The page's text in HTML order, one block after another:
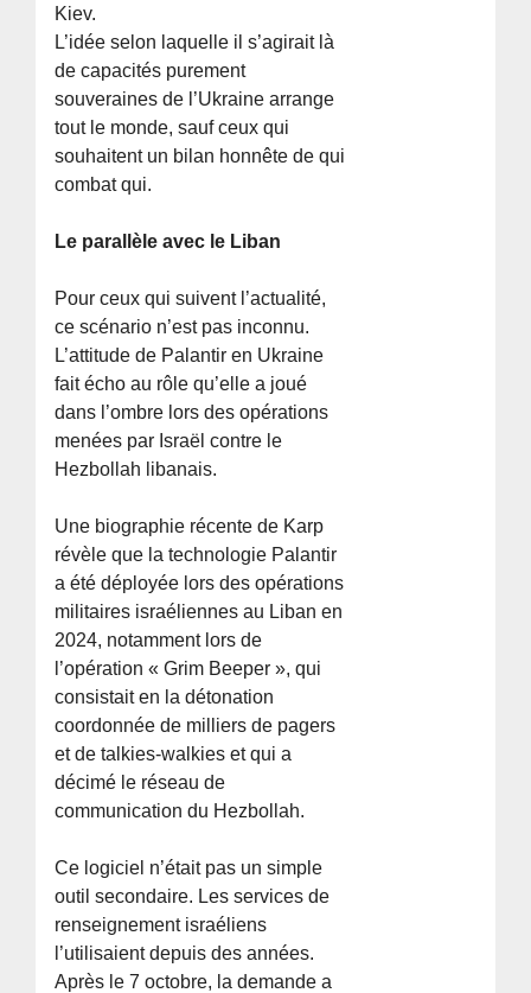
Kiev.
L’idée selon laquelle il s’agirait là
de capacités purement
souveraines de l’Ukraine arrange
tout le monde, sauf ceux qui
souhaitent un bilan honnête de qui
combat qui.
Le parallèle avec le Liban
Pour ceux qui suivent l’actualité,
ce scénario n’est pas inconnu.
L’attitude de Palantir en Ukraine
fait écho au rôle qu’elle a joué
dans l’ombre lors des opérations
menées par Israël contre le
Hezbollah libanais.
Une biographie récente de Karp
révèle que la technologie Palantir
a été déployée lors des opérations
militaires israéliennes au Liban en
2024, notamment lors de
l’opération « Grim Beeper », qui
consistait en la détonation
coordonnée de milliers de pagers
et de talkies-walkies et qui a
décimé le réseau de
communication du Hezbollah.
Ce logiciel n’était pas un simple
outil secondaire. Les services de
renseignement israéliens
l’utilisaient depuis des années.
Après le 7 octobre, la demande a